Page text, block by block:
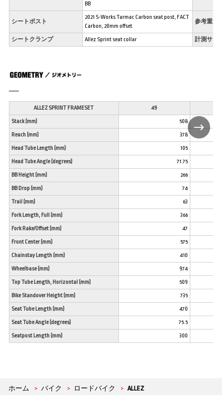
BB
シートポスト
2021 S-Works Tarmac Carbon seat post, FACT
Carbon, 20mm offset
参考重量
シートクランプ Allez Sprint seat collar 計測サイ
ALLEZ SPRINT FRAMESET 49
Stack (mm) 508
Reach (mm) 378
Head Tube Length (mm) 105
Head Tube Angle (degrees) 71.75
BB Height (mm) 266
BB Drop (mm) 74
Trail (mm) 63
Fork Length, Full (mm) 366
Fork Rake/Offset (mm) 47
Front Center (mm) 575
Chainstay Length (mm) 410
Wheelbase (mm) 974
Top Tube Length, Horizontal (mm) 509
Bike Standover Height (mm) 735
Seat Tube Length (mm) 470
Seat Tube Angle (degrees) 75.5
Seatpost Length (mm) 300
ホーム > バイク > ロードバイク > ALLEZ